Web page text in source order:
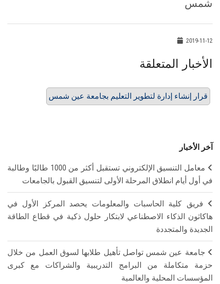
شمس
2019-11-12
الأخبار المتعلقة
قرار إنشاء إدارة لتطوير التعليم بجامعة عين شمس
آخر الأخبار
معامل التنسيق الإلكتروني تستقبل أكثر من 1000 طالبًا وطالبة
في أول أيام انطلاق المرحلة الأولى لتنسيق القبول بالجامعات
فريق كلية الحاسبات والمعلومات يحصد المركز الأول في
هاكاثون الذكاء الاصطناعي لابتكار حلول ذكية في قطاع الطاقة
الجديدة والمتجددة
جامعة عين شمس تواصل تأهيل طلابها لسوق العمل من خلال
حزمة متكاملة من البرامج التدريبية والشراكات مع كبرى
المؤسسات المحلية والعالمية